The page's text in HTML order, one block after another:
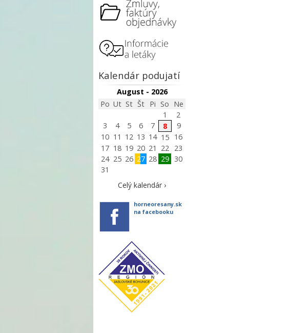
Kalendár podujatí
August - 2026
Po Ut St Št Pi So Ne
1
2
3
4 5 6 7 8
9
10 11 12 13 14 15
16
17 18 19 20 21 22
23
24 25 26 27 28 29
30
31
Celý kalendár ›
horneoresany.sk
na facebooku